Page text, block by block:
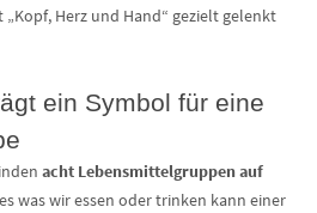
Herz und Hand“ gezielt gelenkt
ein Symbol für eine
acht Lebensmittelgruppen auf
was wir essen oder trinken kann einer